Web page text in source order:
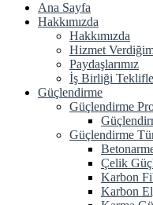
Ana Sayfa
Hakkımızda
Hakkımızda
Hizmet
Paydaşlarımız
İş Birliği
Güçlendirme
Güçlendirme
Güçlendirme
Çelik
Karbon
Karbon